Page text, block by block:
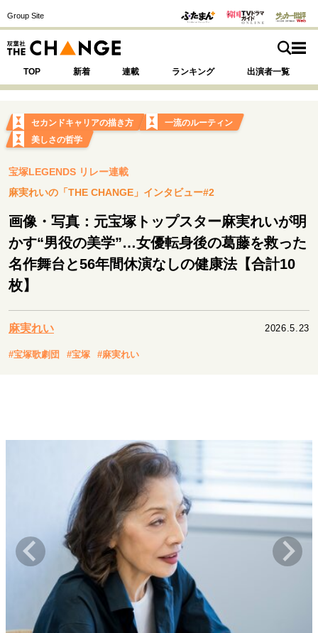
Group Site
TOP 新着 連載 ランキング 出演者一覧
運命を変えた出会い 決断の裏側
挫折からの再起
未知への挑戦
プロフェッショナルの矜持
表現者の葛藤
人生が動いた日 10代の挫折と原点
キャリア・働き方
変革の原動力
トップが描く未来
マインドセット
重圧との向き合い方 一流のルーティン
20代の現在地
忘れられない言葉
10代・20代の土台
ライフスタイル・生き方
セカンドキャリアの描き方
一流のルーティン
美しさの哲学
宝塚LEGENDS リレー連載
麻実れいの「THE CHANGE」インタビュー#2
画像・写真：元宝塚トップスター麻実れいが明
かす“男役の美学”…女優転身後の葛藤を救った
名作舞台と56年間休演なしの健康法【合計10
枚】
麻実れい 2026.5.23
#宝塚歌劇団 #宝塚 #麻実れい